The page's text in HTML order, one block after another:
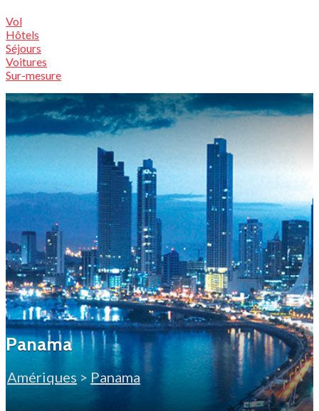
Vol
Hôtels
Séjours
Voitures
Sur-mesure
Panama
Amériques > Panama